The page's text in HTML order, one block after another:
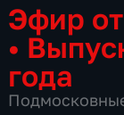
Эфир
•
года